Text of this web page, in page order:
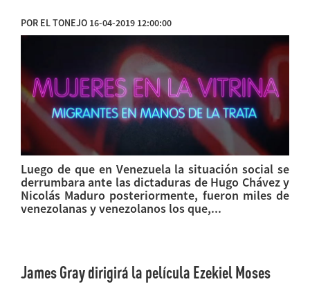
POR EL TONEJO 16-04-2019 12:00:00
Luego de que en Venezuela la situación social se
derrumbara ante las dictaduras de Hugo Chávez y
Nicolás Maduro posteriormente, fueron miles de
venezolanas y venezolanos los que,...
James Gray dirigirá la película Ezekiel Moses